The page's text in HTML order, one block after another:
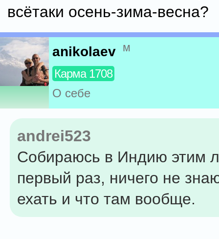
всётаки осень-зима-весна?
anikolaev м
Карма 1708
О себе
andrei523
Собираюсь в Индию этим
первый раз, ничего не
ехать и что там вообще.